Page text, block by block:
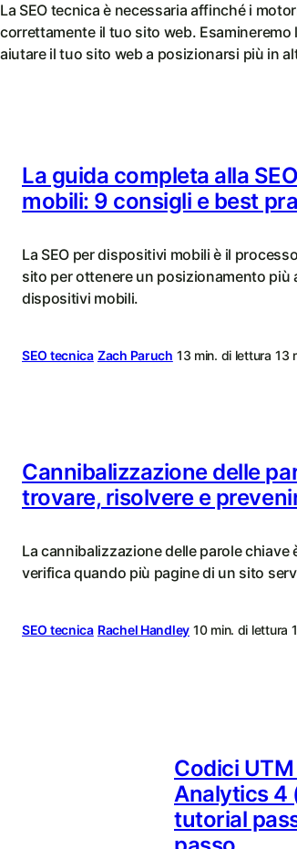
La SEO tecnica è necessaria affinché i
correttamente il tuo sito web.
aiutare il tuo sito web a posizionarsi più in
La guida completa alla
mobili: 9 consigli e best
La SEO per dispositivi mobili è il
sito per ottenere un posizionamento più
dispositivi mobili.
SEO tecnica Zach Paruch 13 min. di lettura 13
Cannibalizzazione delle
trovare, risolvere e
La cannibalizzazione delle parole chiave
verifica quando più pagine di un sito
SEO tecnica Rachel Handley 10 min. di lettura
Codici
Analytics 4
tutorial